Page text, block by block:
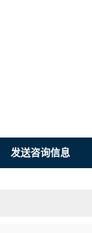
发送咨询信息